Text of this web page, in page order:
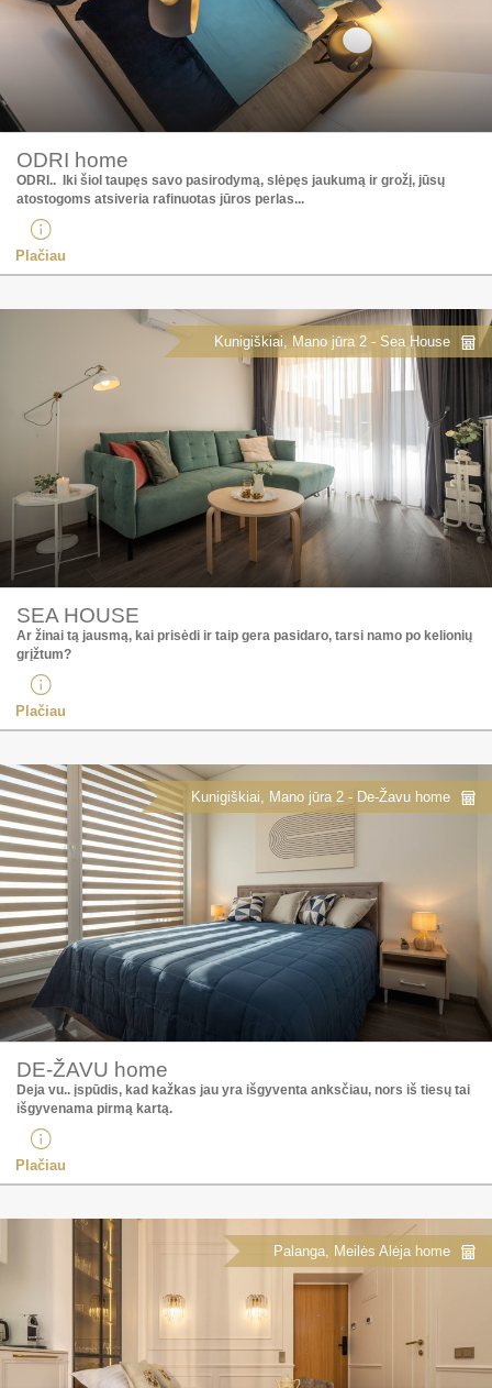
ODRI home
ODRI.. Iki šiol taupęs savo pasirodymą, slėpęs jaukumą ir grožį, jūsų
atostogoms atsiveria rafinuotas jūros perlas...
Plačiau
Kunigiškiai, Mano jūra 2 - Sea House
SEA HOUSE
Ar žinai tą jausmą, kai prisėdi ir taip gera pasidaro, tarsi namo po kelionių
grįžtum?
Plačiau
Kunigiškiai, Mano jūra 2 - De-Žavu home
DE-ŽAVU home
Deja vu.. įspūdis, kad kažkas jau yra išgyventa anksčiau, nors iš tiesų tai
išgyvenama pirmą kartą.
Plačiau
Palanga, Meilės Alėja home